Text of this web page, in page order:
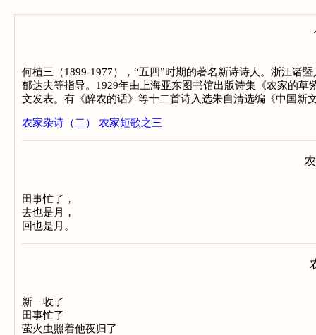
何植三（1899-1977），“五四”时期的著名新诗诗人。浙江诸
郁达夫等指导。1929年由上海亚东图书馆出版诗集《农家的
文发表。有《醉农的话》等十二首诗入选朱自清选编《中国新
农家杂诗（二） 农家短歌之三
田事忙了，
去也是月，
回也是月。
新—收了
田事忙了
萤火虫照着他夜归了